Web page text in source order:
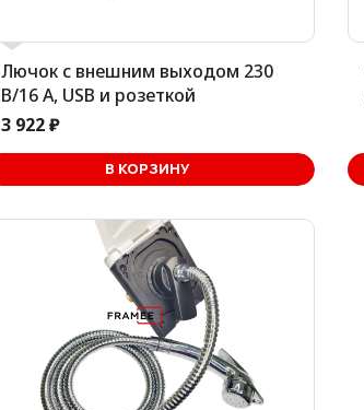
Лючок с внешним выходом 230
В/16 А, USB и розеткой
3 922 ₽
В КОРЗИНУВ корзине